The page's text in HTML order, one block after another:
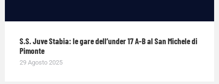
S.S. Juve Stabia: le gare dell’under 17 A-B al San Michele di
Pimonte
29 Agosto 2025